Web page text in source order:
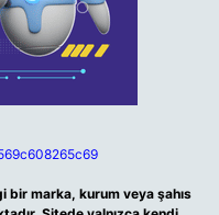
bir marka, kurum veya şahıs